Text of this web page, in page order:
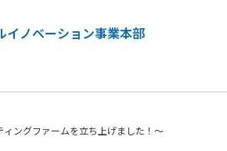
イノベーション事業本部
ングファームを立ち上げました！～